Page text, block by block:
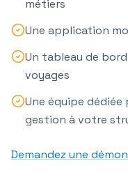
métiers
Une application
Un tableau de
voyages
Une équipe
gestion à votre
Demandez une